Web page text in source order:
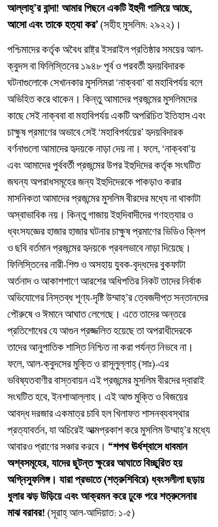
আল্লাহ্‌’র বান্দা! আমার পিছনে একটি ইহুদী পালিয়ে আছে,
আসো এবং তাকে হত্যা কর’ (সহীহ মুসলিম: ২৯২২)।
পশ্চিমাদের কর্তৃক অবৈধ রাষ্ট্র ইসরাইল প্রতিষ্ঠার সময়ের আল-
ক্বুদস বা ফিলিস্তিনের ১৯৪৮ পূর্ব ও পরবর্তী হৃদয়বিদারক
ঘটনাগুলোকে সেখানকার মুসলিমরা ‘নাক্ববা’ বা মহাবিপর্যয় বলে
অভিহিত করে থাকেন। কিন্তু আমাদের প্রজন্মের মুসলিমদের
কাছে সেই নাক্ববা বা মহাবিপর্যয় একটি অপরিচিত ইতিহাস এবং
চাক্ষুষ প্রমাণের অভাবে সেই ‘মহাবিপর্যয়ের’ হৃদয়বিদারক
বর্ণনাগুলো আমাদের হৃদয়কে নাড়া দেয় না। ফলে, ‘নাক্ববা’য়
এবং আমাদের পুর্ববর্তী প্রজন্মের উপর ইহুদিদের কর্তৃক সংঘটিত
জঘন্য অপরাধসমূহের জন্য ইহুদিদেরকে পাকড়াও করার
মাসনিকতা আমাদের প্রজন্মের মুসলিম বীরদের মধ্যে না থাকাটা
অস্বাভাবিক নয়। কিন্তু গাজায় ইহুদিবাদীদের গণহত্যার ও
ধ্বংসযজ্ঞের হাজার হাজার ঘটনার চাক্ষুষ প্রমাণের ভিডিও ক্লিপ
ও ছবি বর্তমান প্রজন্মের হৃদয়কে প্রবলভাবে নাড়া দিয়েছে।
ফিলিস্তিনের নারী-শিশু ও অসহায় যুবক-বৃদ্ধদের বুকফাটা
অর্তনাদ ও আকাশপাণে আরশের অধিপতির নিকট তাদের নির্বাক
অভিযোগের নিস্তব্ধ শূণ্য-দৃষ্টি উম্মাহ্‌’র ত্বেজদীপ্ত সন্তানদের
পৌরুষে ও ঈমানে আঘাত লেগেছে। এতে তাদের অন্তরে
প্রতিশোধের যে আগুন প্রজ্জলিত হয়েছে তা অপরাধীদেরকে
তাদের আনুপাতিক শাস্তি নিশ্চিত না করা পর্যন্ত নিভবে না।
ফলে, আল-ক্বুদসের মুক্তি ও রাসূলুল্লাহ্‌ (সাঃ)-এর
ভবিষ্যতবাণীর বাস্তবায়ন এই প্রজন্মের মুসলিম বীরদের দ্বারাই
সংঘটিত হবে, ইনশাআল্লাহ। এই আশু মুক্তি ও বিজয়ের
আবদ্ধ দরজার একমাত্র চাবি হল খিলাফত শাসনব্যবস্থার
প্রত্যাবর্তন, যা অচিরেই আত্মপ্রকাশ করে মুসলিম উম্মাহ্‌’র মধ্যে
আবারও প্রাণের সঞ্চার করবে। “শপথ ঊর্ধশ্বাসে ধাবমান
অশ্বসমূহের, যাদের ছুটন্ত ক্ষুরের আঘাতে বিচ্ছুরিত হয়
অগ্নিস্ফুলিঙ্গ। যারা প্রভাতে (শত্রুশিবিরে) ধ্বংসলীলা ছড়ায়
ধুলার ঝড় উড়িয়ে এবং আক্রমন করে ঢুকে পরে শত্রুসেনার
মাঝ বরাবর! (সূরাহ্ আল-আদিয়াত: ১-৫)